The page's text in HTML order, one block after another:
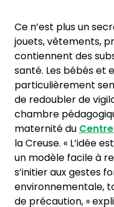
Ce n’est plus un
jouets, vêtements,
contiennent des
santé. Les bébés et
particulièrement
de redoubler de
chambre
maternité du
la Creuse. « L’idée
un modèle facile à
s’initier aux gestes
environnementale,
de précaution, »